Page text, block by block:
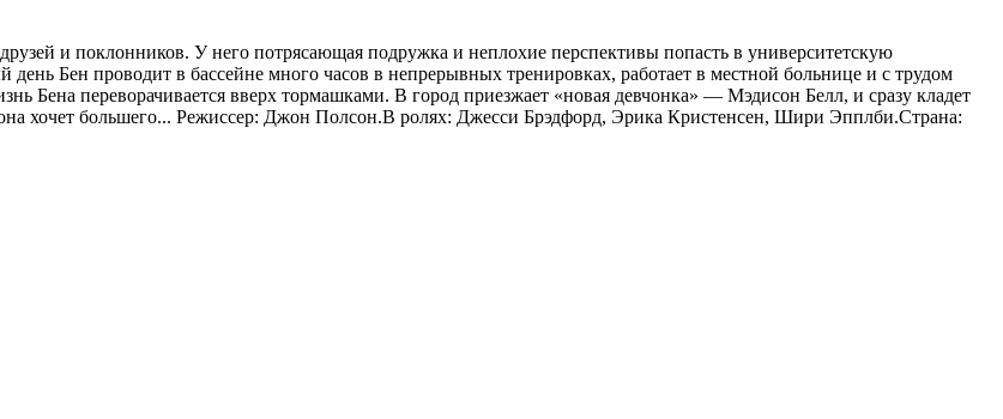
и поклонников. У него потрясающая подружка и неплохие перспективы попасть в университетскую
Бен проводит в бассейне много часов в непрерывных тренировках, работает в местной больнице и с трудом
Бена переворачивается вверх тормашками. В город приезжает «новая девчонка» — Мэдисон Белл, и сразу кладет
хочет большего... Режиссер: Джон Полсон.В ролях: Джесси Брэдфорд, Эрика Кристенсен, Шири Эпплби.Страна: